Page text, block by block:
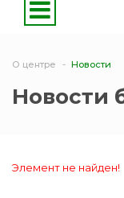
О центре Новости
Новости
Элемент не найден!